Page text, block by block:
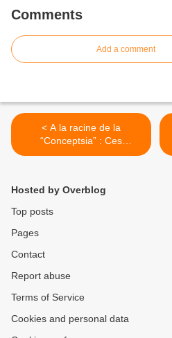
Comments
Add a comment
< A la racine de la
“Conceptsia” : Ces
orientalistes israéliens qui
Hosted by Overblog
Top posts
Pages
Contact
Report abuse
Terms of Service
Cookies and personal data